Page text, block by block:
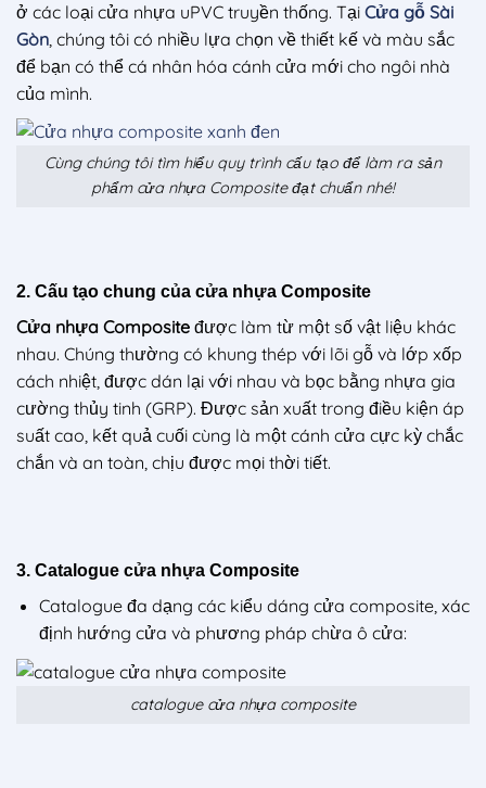
ở các loại cửa nhựa uPVC truyền thống. Tại Cửa gỗ Sài
Gòn, chúng tôi có nhiều lựa chọn về thiết kế và màu sắc
để bạn có thể cá nhân hóa cánh cửa mới cho ngôi nhà
của mình.
Cùng chúng tôi tìm hiểu quy trình cấu tạo để làm ra sản
phẩm cửa nhựa Composite đạt chuẩn nhé!
2. Cấu tạo chung của cửa nhựa Composite
Cửa nhựa Composite được làm từ một số vật liệu khác
nhau. Chúng thường có khung thép với lõi gỗ và lớp xốp
cách nhiệt, được dán lại với nhau và bọc bằng nhựa gia
cường thủy tinh (GRP). Được sản xuất trong điều kiện áp
suất cao, kết quả cuối cùng là một cánh cửa cực kỳ chắc
chắn và an toàn, chịu được mọi thời tiết.
3. Catalogue cửa nhựa Composite
Catalogue đa dạng các kiểu dáng cửa composite, xác
định hướng cửa và phương pháp chừa ô cửa:
catalogue cửa nhựa composite